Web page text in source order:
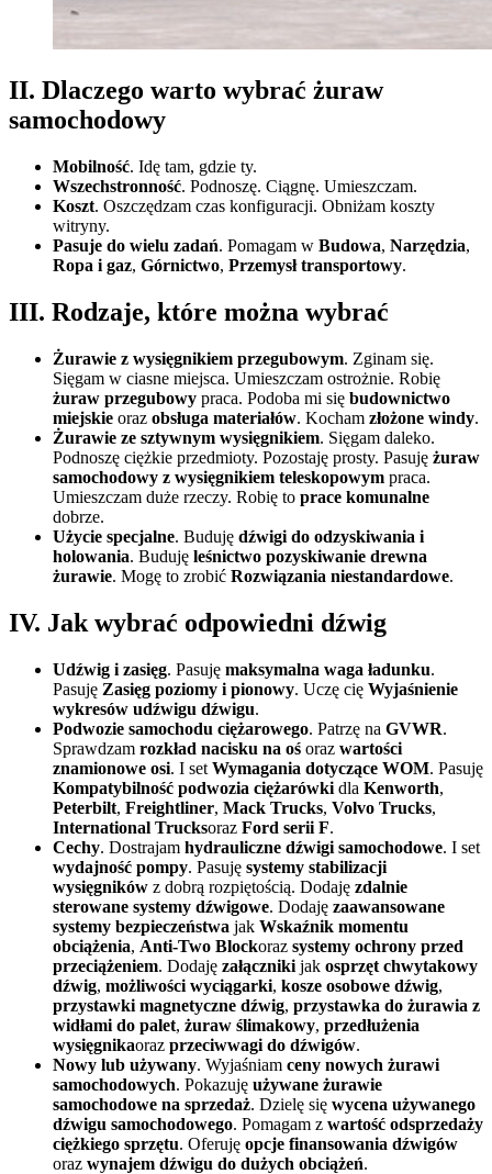
II. Dlaczego warto wybrać żuraw
samochodowy
Mobilność. Idę tam, gdzie ty.
Wszechstronność. Podnoszę. Ciągnę. Umieszczam.
Koszt. Oszczędzam czas konfiguracji. Obniżam koszty
witryny.
Pasuje do wielu zadań. Pomagam w Budowa, Narzędzia,
Ropa i gaz, Górnictwo, Przemysł transportowy.
III. Rodzaje, które można wybrać
Żurawie z wysięgnikiem przegubowym. Zginam się.
Sięgam w ciasne miejsca. Umieszczam ostrożnie. Robię
żuraw przegubowy praca. Podoba mi się budownictwo
miejskie oraz obsługa materiałów. Kocham złożone windy.
Żurawie ze sztywnym wysięgnikiem. Sięgam daleko.
Podnoszę ciężkie przedmioty. Pozostaję prosty. Pasuję żuraw
samochodowy z wysięgnikiem teleskopowym praca.
Umieszczam duże rzeczy. Robię to prace komunalne
dobrze.
Użycie specjalne. Buduję dźwigi do odzyskiwania i
holowania. Buduję leśnictwo pozyskiwanie drewna
żurawie. Mogę to zrobić Rozwiązania niestandardowe.
IV. Jak wybrać odpowiedni dźwig
Udźwig i zasięg. Pasuję maksymalna waga ładunku.
Pasuję Zasięg poziomy i pionowy. Uczę cię Wyjaśnienie
wykresów udźwigu dźwigu.
Podwozie samochodu ciężarowego. Patrzę na GVWR.
Sprawdzam rozkład nacisku na oś oraz wartości
znamionowe osi. I set Wymagania dotyczące WOM. Pasuję
Kompatybilność podwozia ciężarówki dla Kenworth,
Peterbilt, Freightliner, Mack Trucks, Volvo Trucks,
International Trucksoraz Ford serii F.
Cechy. Dostrajam hydrauliczne dźwigi samochodowe. I set
wydajność pompy. Pasuję systemy stabilizacji
wysięgników z dobrą rozpiętością. Dodaję zdalnie
sterowane systemy dźwigowe. Dodaję zaawansowane
systemy bezpieczeństwa jak Wskaźnik momentu
obciążenia, Anti-Two Blockoraz systemy ochrony przed
przeciążeniem. Dodaję załączniki jak osprzęt chwytakowy
dźwig, możliwości wyciągarki, kosze osobowe dźwig,
przystawki magnetyczne dźwig, przystawka do żurawia z
widłami do palet, żuraw ślimakowy, przedłużenia
wysięgnikaoraz przeciwwagi do dźwigów.
Nowy lub używany. Wyjaśniam ceny nowych żurawi
samochodowych. Pokazuję używane żurawie
samochodowe na sprzedaż. Dzielę się wycena używanego
dźwigu samochodowego. Pomagam z wartość odsprzedaży
ciężkiego sprzętu. Oferuję opcje finansowania dźwigów
oraz wynajem dźwigu do dużych obciążeń.